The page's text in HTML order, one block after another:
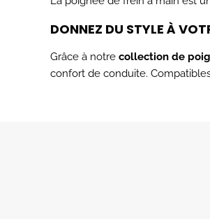
DONNEZ DU STYLE À
Grâce à notre collection de
confort de conduite.